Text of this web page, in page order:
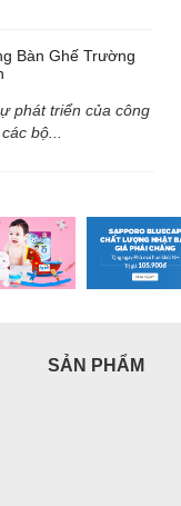
Bàn Ghế Trường
phát triển của công
bộ...
SẢN PHẨM